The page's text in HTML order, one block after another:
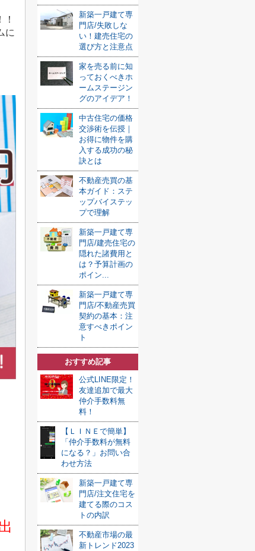
に
新築一戸建て専
門店/失敗しな
い！建売住宅の
選び方と注意点
家を売る前に知
っておくべきホ
ームステージン
グのアイデア！
中古住宅の価格
交渉術を伝授｜
お得に物件を購
入する成功の秘
訣とは
不動産売買の基
本ガイド：ステ
ップバイステッ
プで理解
新築一戸建て専
門店/建売住宅の
隠れた諸費用と
は？予算計画の
ポイン...
新築一戸建て専
門店/不動産売買
契約の基本：注
意すべきポイン
ト
おすすめ記事
公式LINE限定！
友達追加で最大
仲介手数料無
料！
【ＬＩＮＥで簡単】
「仲介手数料が無料
になる？」お問い合
わせ方法
新築一戸建て専
門店/注文住宅を
建てる際のコス
トの内訳
不動産市場の最
新トレンド2023